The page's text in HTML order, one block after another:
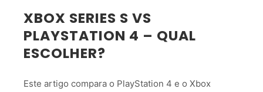
XBOX SERIES S VS
PLAYSTATION 4 – QUAL
ESCOLHER?
Este artigo compara o PlayStation 4 e o Xbox